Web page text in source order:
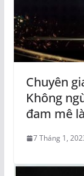
Chuyên
Không
đam mê
7 Tháng 1,